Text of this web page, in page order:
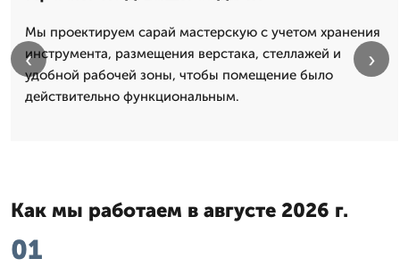
Мы проектируем сарай мастерскую с учетом хранения
инструмента, размещения верстака, стеллажей и
удобной рабочей зоны, чтобы помещение было
действительно функциональным.
‹ ›
Как мы работаем в августе 2026 г.
01